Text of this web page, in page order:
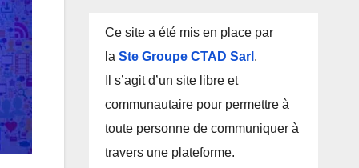
Ce site a été mis en place par
la Ste Groupe CTAD Sarl .
Il s’agit d’un site libre et
communautaire pour permettre à
toute personne de communiquer à
travers une plateforme.